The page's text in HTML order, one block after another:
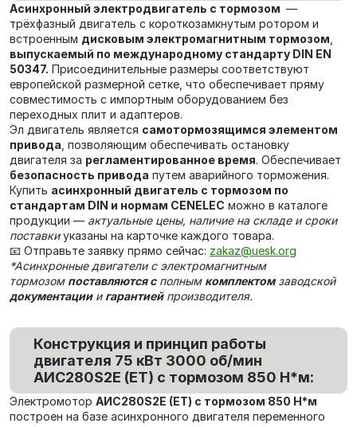
Асинхронный электродвигатель с тормозом —
трёхфазный двигатель с короткозамкнутым ротором и
встроенным дисковым электромагнитным тормозом
выпускаемый по международному стандарту DIN EN
50347. Присоединительные размеры соответствуют
европейской размерной сетке, что обеспечивает пряму
совместимость с импортным оборудованием без
переходных плит и адаптеров.
Эл двигатель является самотормозящимся элементом
привода , позволяющим обеспечивать остановку
двигателя за регламентированное время. Обеспечивает
безопасность привода путем аварийного торможения.
Купить асинхронный двигатель с тормозом по
стандартам DIN и нормам CENELEC можно в каталоге
продукции — актуальные цены, наличие на складе и сроки
поставкиуказаны на карточке каждого товара.
📧 Отправьте заявку прямо сейчас: zakaz@uesk.org
*Асинхронные двигатели c электромагнитным
тормозом поставляются сполным комплектомзаводской
документациии гарантиейпроизводителя.
Конструкция и принцип работы
двигателя 75 кВт 3000 об/мин
AИC280S2Е (ET) с тормозом 850 Н*м:
Электромотор AИC280S2Е (ET) с тормозом 850 Н*м
построен на базе асинхронного двигателя переменного